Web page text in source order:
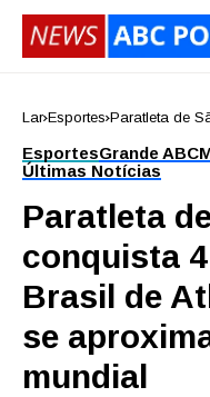
Lar Esportes Paratleta de
mundial
EsportesGrande ABC
Últimas Notícias
Paratleta
conquista
Brasil de
se
mundial